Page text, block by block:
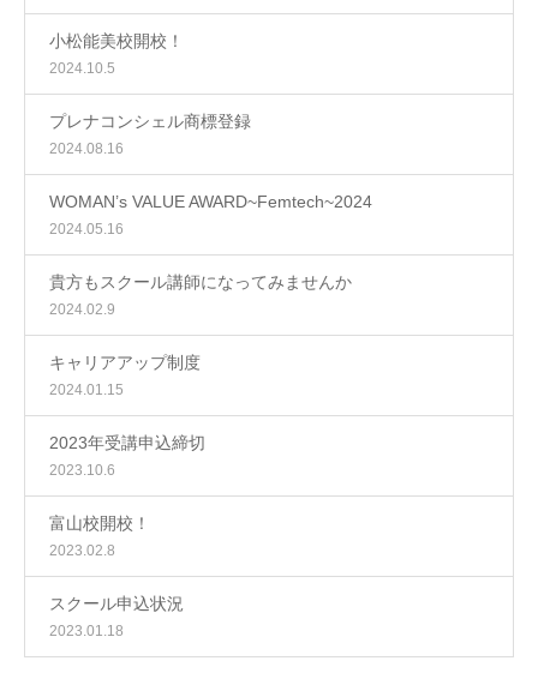
小松能美校開校！
2024.10.5
プレナコンシェル商標登録
2024.08.16
WOMAN’s VALUE AWARD~Femtech~2024
2024.05.16
貴方もスクール講師になってみませんか
2024.02.9
キャリアアップ制度
2024.01.15
2023年受講申込締切
2023.10.6
富山校開校！
2023.02.8
スクール申込状況
2023.01.18